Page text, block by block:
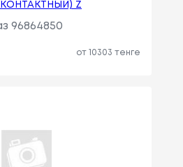
Z
96864850
от 10303 тенге